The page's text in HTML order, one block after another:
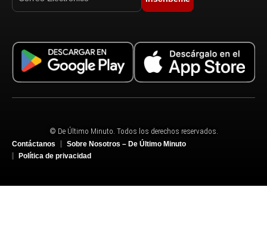
© De Último Minuto. Todos los derechos reservados.
Contáctanos
Sobre Nosotros – De Último Minuto
Política de privacidad